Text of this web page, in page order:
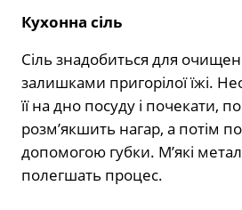
Кухонна сіль
Сіль знадобиться для
залишками пригорілої їжі.
її на дно посуду і почекати,
розм’якшить нагар, а потім
допомогою губки. М’які
полегшать процес.